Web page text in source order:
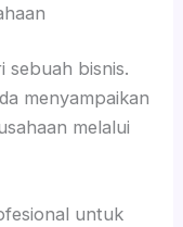
sebuah bisnis.
menyampaikan
melalui
untuk